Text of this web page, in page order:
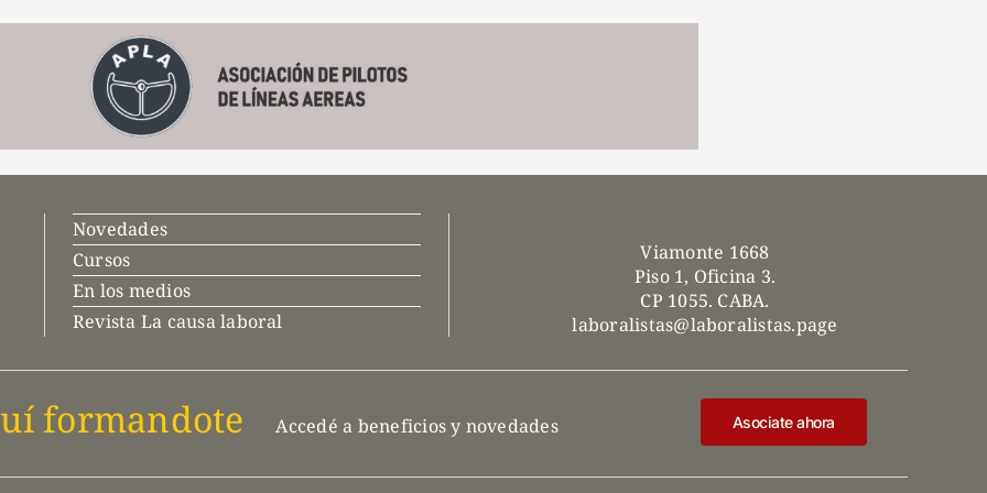
Novedades
Cursos
En los medios
Revista La causa laboral
Viamonte 1668
Piso 1, Oficina 3.
CP 1055. CABA.
laboralistas@laboralistas.page
formandote Accedé a beneficios y novedades Asociate ahora